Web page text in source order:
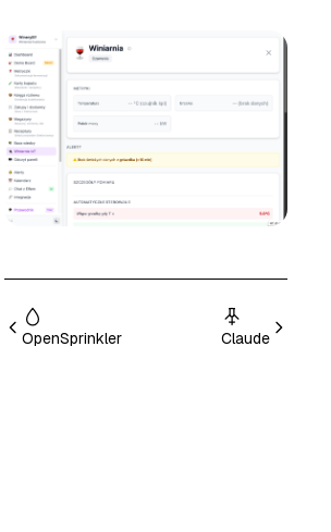
OpenSprinkler Claude